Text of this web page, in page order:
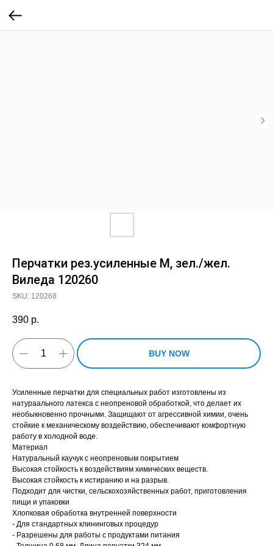
Перчатки рез.усиленные М, зел./жел.
Виледа 120260
SKU: 120268
390 р.
BUY NOW
Усиленные перчатки для специальных работ изготовлены из
натураального латекса с неопреновой обработкой, что делает их
необыкновенно прочными. Защищают от агрессивной химии, очень
стойкие к механическому воздействию, обеспечивают комфортную
работу в холодной воде.
Материал
Натуральный каучук с неопреновым покрытием
Высокая стойкость к воздействиям химических веществ.
Высокая стойкость к истиранию и на разрыв.
Подходит для чистки, сельскохозяйственных работ, приготовления
пищи и упаковки
Хлопковая обработка внутренней поверхности
- Для стандартных клининговых процедур
- Разрешены для работы с продуктами питания